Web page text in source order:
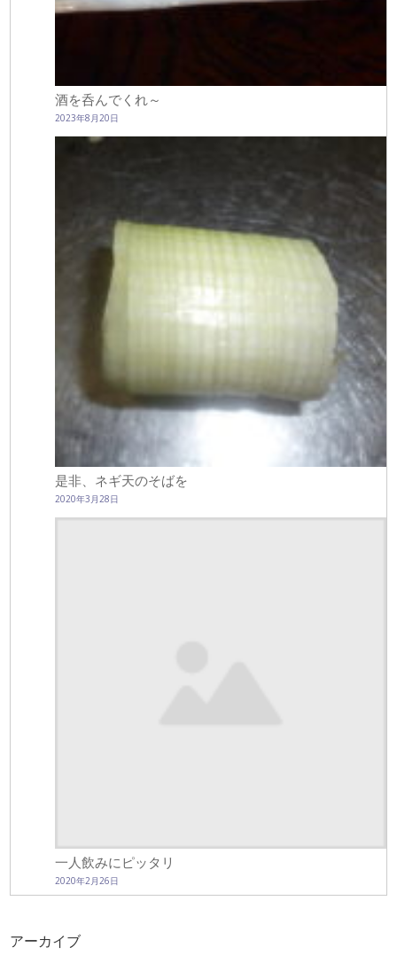
酒を呑んでくれ～
2023年8月20日
是非、ネギ天のそばを
2020年3月28日
一人飲みにピッタリ
2020年2月26日
アーカイブ